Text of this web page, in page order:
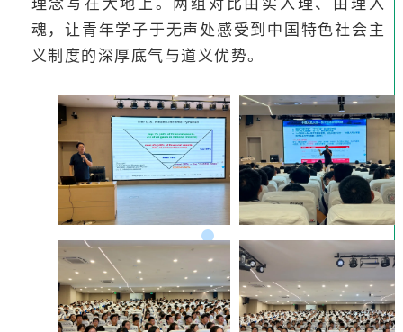
理念写在大地上。两组对比由实入理、由理入
魂，让青年学子于无声处感受到中国特色社会主
义制度的深厚底气与道义优势。